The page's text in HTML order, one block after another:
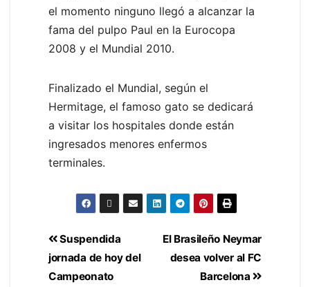
el momento ninguno llegó a alcanzar la
fama del pulpo Paul en la Eurocopa
2008 y el Mundial 2010.
Finalizado el Mundial, según el
Hermitage, el famoso gato se dedicará
a visitar los hospitales donde están
ingresados menores enfermos
terminales.
El Brasileño Neymar
desea volver al FC
Barcelona
Suspendida
jornada de hoy del
Campeonato